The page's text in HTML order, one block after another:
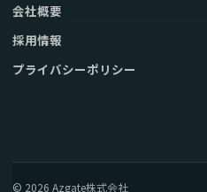
会社概要
採用情報
プライバシーポリシー
© 2026 Azgate株式会社